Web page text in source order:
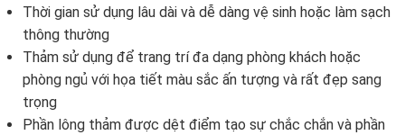
Thời gian sử dụng lâu dài và dễ dàng vệ sinh hoặc làm sạch
thông thường
Thảm sử dụng để trang trí đa dạng phòng khách hoặc
phòng ngủ với họa tiết màu sắc ấn tượng và rất đẹp sang
trọng
Phần lông thảm được dệt điểm tạo sự chắc chắn và phần